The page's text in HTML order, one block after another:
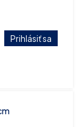
Prihlásiť sa